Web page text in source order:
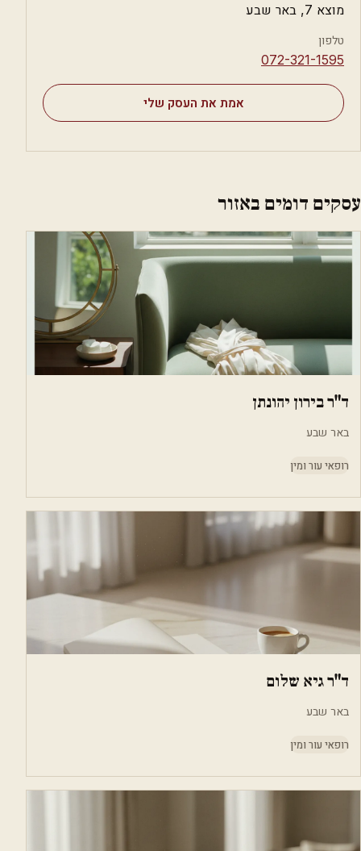
מוצא 7, באר שבע
טלפון
⁦072-321-1595⁩
אמת את העסק שלי
עסקים דומים באזור
ד"ר בירון יהונתן
באר שבע
רופאי עור ומין
ד"ר גיא שלום
באר שבע
רופאי עור ומין